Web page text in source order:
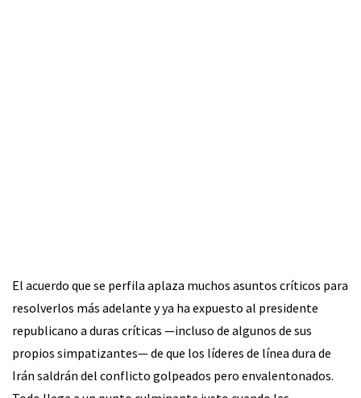
El acuerdo que se perfila aplaza muchos asuntos críticos para
resolverlos más adelante y ya ha expuesto al presidente
republicano a duras críticas —incluso de algunos de sus
propios simpatizantes— de que los líderes de línea dura de
Irán saldrán del conflicto golpeados pero envalentonados.